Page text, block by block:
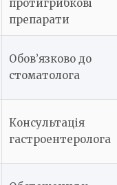
протигрибкові
препарати
Обов’язково до
стоматолога
Консультація
гастроентеролога